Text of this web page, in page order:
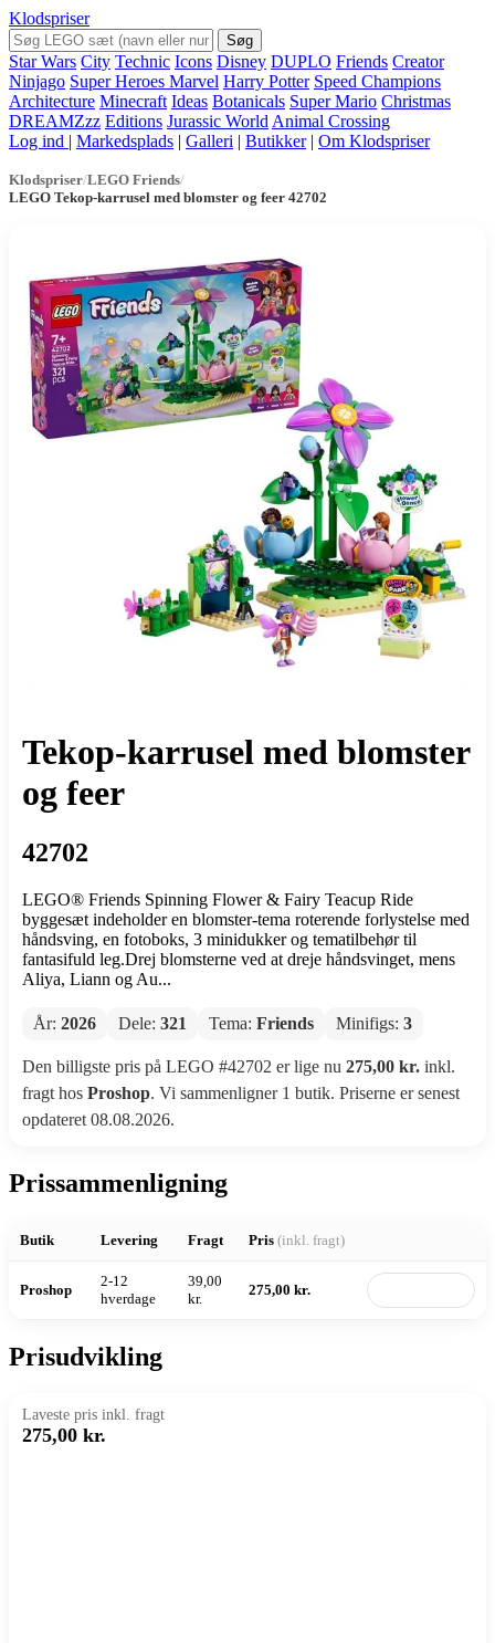
Klodspriser
Søg
Star Wars City Technic Icons Disney DUPLO Friends Creator
Ninjago Super Heroes Marvel Harry Potter Speed Champions
Architecture Minecraft Ideas Botanicals Super Mario Christmas
DREAMZzz Editions Jurassic World Animal Crossing
Log ind | Markedsplads | Galleri | Butikker | Om Klodspriser
Klodspriser/LEGO Friends/
LEGO Tekop-karrusel med blomster og feer 42702
Tekop-karrusel med blomster
og feer
42702
LEGO® Friends Spinning Flower & Fairy Teacup Ride
byggesæt indeholder en blomster-tema roterende forlystelse med
håndsving, en fotoboks, 3 minidukker og tematilbehør til
fantasifuld leg.Drej blomsterne ved at dreje håndsvinget, mens
Aliya, Liann og Au...
År: 2026 Dele: 321 Tema: Friends Minifigs: 3
Den billigste pris på LEGO #42702 er lige nu 275,00 kr. inkl.
fragt hos Proshop. Vi sammenligner 1 butik. Priserne er senest
opdateret 08.08.2026.
Prissammenligning
Butik Levering Fragt Pris (inkl. fragt)
Proshop
2-12
hverdage
39,00
kr.
275,00 kr.
Prisudvikling
Laveste pris inkl. fragt
275,00 kr.